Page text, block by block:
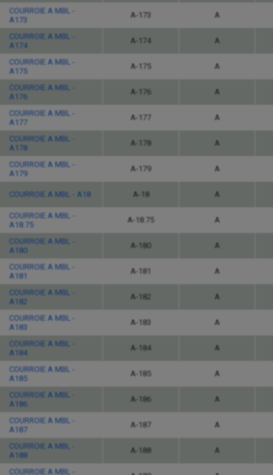
COURROIE A MBL -
A173
A-173 A
COURROIE A MBL -
A174
A-174 A
COURROIE A MBL -
A175
A-175 A
COURROIE A MBL -
A176
A-176 A
COURROIE A MBL -
A177
A-177 A
COURROIE A MBL -
A178
A-178 A
COURROIE A MBL -
A179
A-179 A
COURROIE A MBL - A18 A-18 A
COURROIE A MBL -
A18.75
A-18.75 A
COURROIE A MBL -
A180
A-180 A
COURROIE A MBL -
A181
A-181 A
COURROIE A MBL -
A182
A-182 A
COURROIE A MBL -
A183
A-183 A
COURROIE A MBL -
A184
A-184 A
COURROIE A MBL -
A185
A-185 A
COURROIE A MBL -
A186
A-186 A
COURROIE A MBL -
A187
A-187 A
COURROIE A MBL -
A188
A-188 A
COURROIE A MBL -